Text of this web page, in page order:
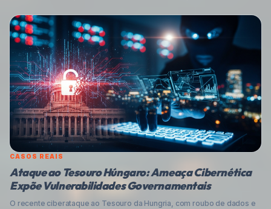
prejuízos milionários. Entenda o caso e como se proteger.
CASOS REAIS
Ataque ao Tesouro Húngaro: Ameaça Cibernética
Expõe Vulnerabilidades Governamentais
O recente ciberataque ao Tesouro da Hungria, com roubo de dados e